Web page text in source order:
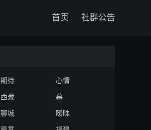
首页 社群公告
期待
心情
西藏
慕
聊城
暧昧